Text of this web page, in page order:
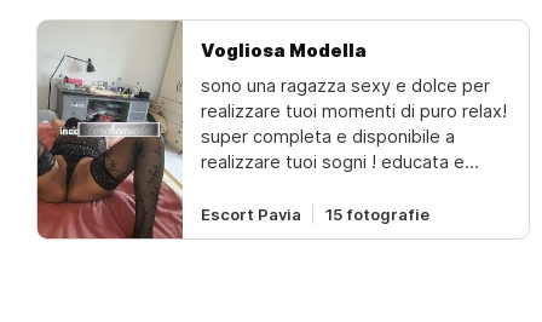
diavoletta ti portero in paradiso...
Vogliosa Modella
sono una ragazza sexy e dolce per
realizzare tuoi momenti di puro relax!
super completa e disponibile a
realizzare tuoi sogni ! educata e
altrettanto educati e discreti! non
stranieri !
Escort Pavia 15 fotografie